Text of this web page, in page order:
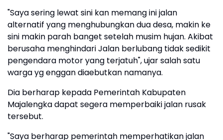
"Saya sering lewat sini kan memang ini jalan
alternatif yang menghubungkan dua desa, makin ke
sini makin parah banget setelah musim hujan. Akibat
berusaha menghindari Jalan berlubang tidak sedikit
pengendara motor yang terjatuh", ujar salah satu
warga yg enggan diaebutkan namanya.
Dia berharap kepada Pemerintah Kabupaten
Majalengka dapat segera memperbaiki jalan rusak
tersebut.
"Saya berharap pemerintah memperhatikan jalan